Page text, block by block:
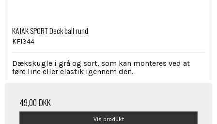
KAJAK SPORT Deck ball rund
KF1344
Dækskugle i grå og sort, som kan monteres ved at
føre line eller elastik igennem den.
49,00 DKK
Vis produkt